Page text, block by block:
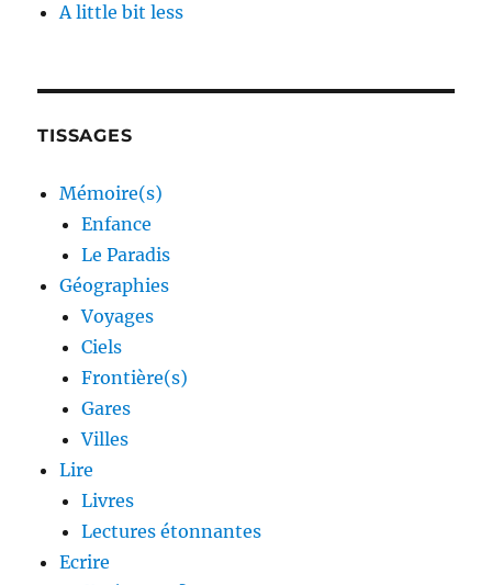
A little bit less
TISSAGES
Mémoire(s)
Enfance
Le Paradis
Géographies
Voyages
Ciels
Frontière(s)
Gares
Villes
Lire
Livres
Lectures étonnantes
Ecrire